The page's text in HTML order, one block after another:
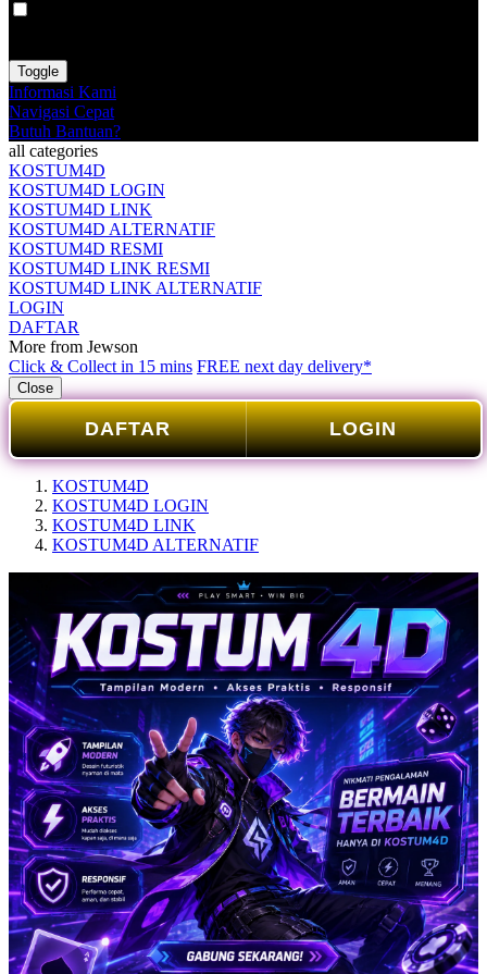
Toggle
Informasi Kami
Navigasi Cepat
Butuh Bantuan?
all categories
KOSTUM4D
KOSTUM4D LOGIN
KOSTUM4D LINK
KOSTUM4D ALTERNATIF
KOSTUM4D RESMI
KOSTUM4D LINK RESMI
KOSTUM4D LINK ALTERNATIF
LOGIN
DAFTAR
More from Jewson
Click & Collect in 15 mins FREE next day delivery*
Close
DAFTAR LOGIN
KOSTUM4D
KOSTUM4D LOGIN
KOSTUM4D LINK
KOSTUM4D ALTERNATIF